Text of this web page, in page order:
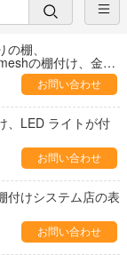
棚、
の棚付け、金網
お問い合わせ
、LED ライトが付
お問い合わせ
付けシステム店の表
お問い合わせ